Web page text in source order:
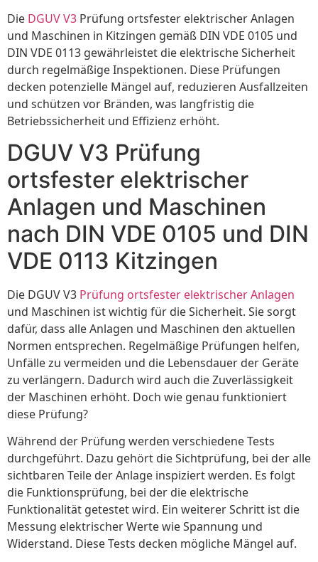
Die DGUV V3 Prüfung ortsfester elektrischer Anlagen
und Maschinen in Kitzingen gemäß DIN VDE 0105 und
DIN VDE 0113 gewährleistet die elektrische Sicherheit
durch regelmäßige Inspektionen. Diese Prüfungen
decken potenzielle Mängel auf, reduzieren Ausfallzeiten
und schützen vor Bränden, was langfristig die
Betriebssicherheit und Effizienz erhöht.
DGUV V3 Prüfung
ortsfester elektrischer
Anlagen und Maschinen
nach DIN VDE 0105 und DIN
VDE 0113 Kitzingen
Die DGUV V3 Prüfung ortsfester elektrischer Anlagen
und Maschinen ist wichtig für die Sicherheit. Sie sorgt
dafür, dass alle Anlagen und Maschinen den aktuellen
Normen entsprechen. Regelmäßige Prüfungen helfen,
Unfälle zu vermeiden und die Lebensdauer der Geräte
zu verlängern. Dadurch wird auch die Zuverlässigkeit
der Maschinen erhöht. Doch wie genau funktioniert
diese Prüfung?
Während der Prüfung werden verschiedene Tests
durchgeführt. Dazu gehört die Sichtprüfung, bei der alle
sichtbaren Teile der Anlage inspiziert werden. Es folgt
die Funktionsprüfung, bei der die elektrische
Funktionalität getestet wird. Ein weiterer Schritt ist die
Messung elektrischer Werte wie Spannung und
Widerstand. Diese Tests decken mögliche Mängel auf.